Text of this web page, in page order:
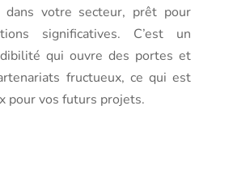
dans votre secteur, prêt pour
significatives. C’est un
qui ouvre des portes et
fructueux, ce qui est
pour vos futurs projets.